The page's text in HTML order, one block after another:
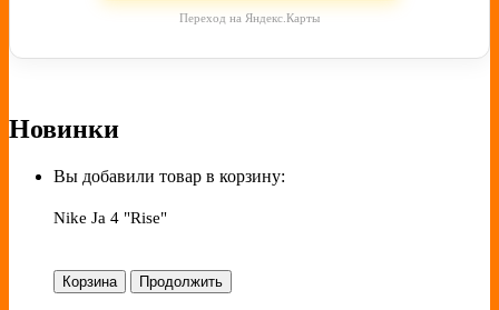
Переход на Яндекс.Карты
Новинки
Вы добавили товар в корзину:
Nike Ja 4 "Rise"
Корзина Продолжить